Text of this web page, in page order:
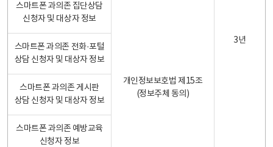
개인정보보호법 제15조
(정보주체 동의)
3년
스마트폰 과의존 집단상담
신청자 및 대상자 정보
스마트폰 과의존 전화·포털
상담 신청자 및 대상자 정보
스마트폰 과의존 게시판
상담 신청자 및 대상자 정보
스마트폰 과의존 예방교육
신청자 정보